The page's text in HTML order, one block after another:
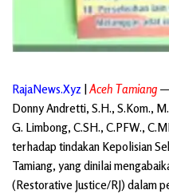
RajaNews.Xyz |Aceh Tamiang —
Donny Andretti, S.H., S.Kom.,
G. Limbong, C.SH., C.PFW.,
terhadap tindakan Kepolisian
Tamiang, yang dinilai
(Restorative Justice/RJ) dalam